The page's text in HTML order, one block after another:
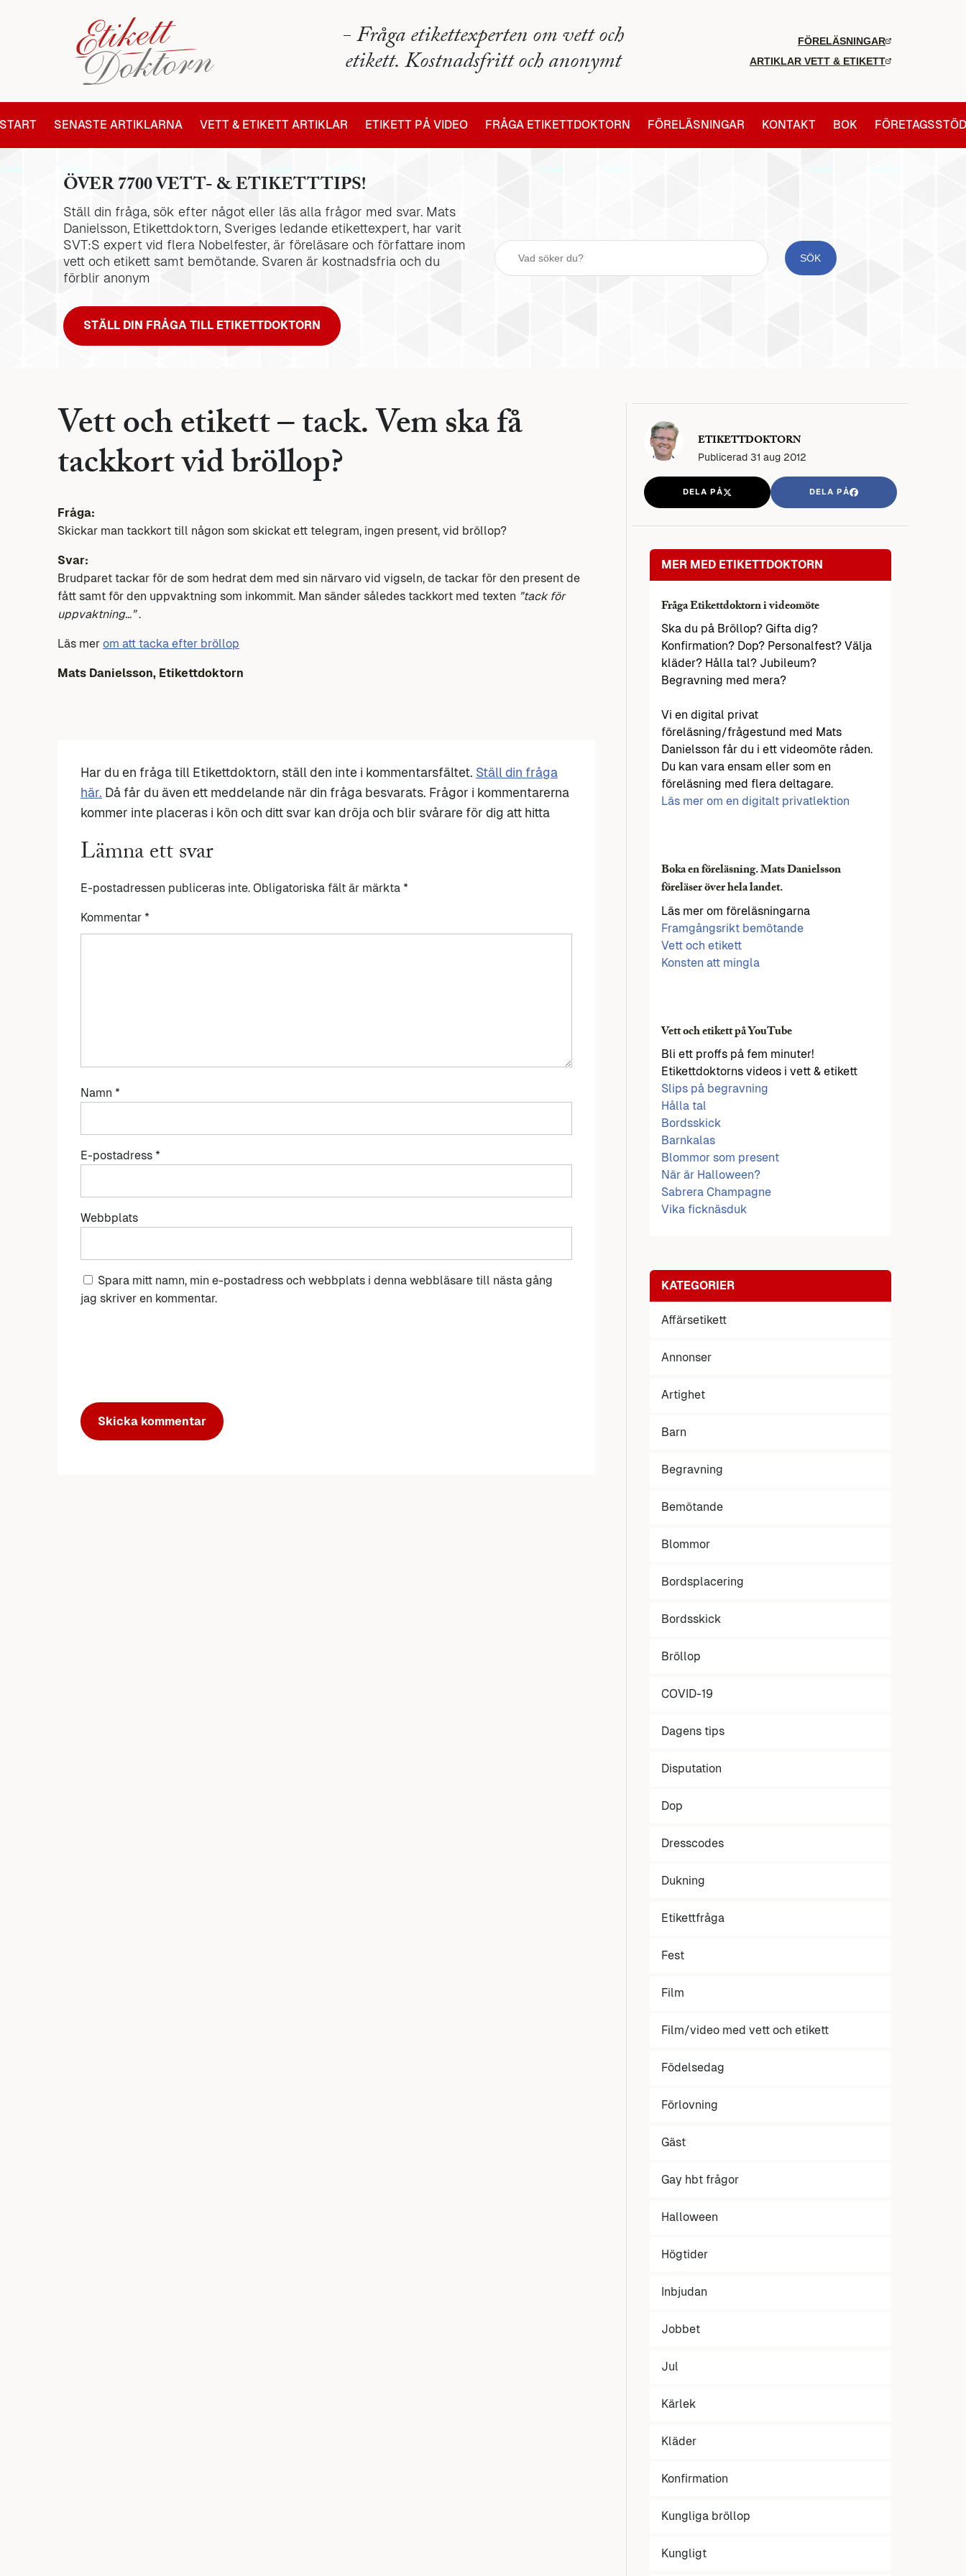
- Fråga etikettexperten om vett och
etikett. Kostnadsfritt och anonymt
FÖRELÄSNINGAR
ARTIKLAR VETT & ETIKETT
START SENASTE ARTIKLARNA VETT & ETIKETT ARTIKLAR ETIKETT PÅ VIDEO FRÅGA ETIKETTDOKTORN FÖRELÄSNINGAR KONTAKT BOK FÖRETAGSSTÖD
ÖVER 7700 VETT- & ETIKETTTIPS!
Ställ din fråga, sök efter något eller läs alla frågor med svar. Mats
Danielsson, Etikettdoktorn, Sveriges ledande etikettexpert, har varit
SVT:S expert vid flera Nobelfester, är föreläsare och författare inom
vett och etikett samt bemötande. Svaren är kostnadsfria och du
förblir anonym
STÄLL DIN FRÅGA TILL ETIKETTDOKTORN
Vett och etikett – tack. Vem ska få
tackkort vid bröllop?
Fråga:
Skickar man tackkort till någon som skickat ett telegram, ingen present, vid bröllop?
Svar:
Brudparet tackar för de som hedrat dem med sin närvaro vid vigseln, de tackar för den present de
fått samt för den uppvaktning som inkommit. Man sänder således tackkort med texten ”tack för
uppvaktning…”.
Läs mer om att tacka efter bröllop
Mats Danielsson, Etikettdoktorn
Har du en fråga till Etikettdoktorn, ställ den inte i kommentarsfältet. Ställ din fråga
här. Då får du även ett meddelande när din fråga besvarats. Frågor i kommentarerna
kommer inte placeras i kön och ditt svar kan dröja och blir svårare för dig att hitta
Lämna ett svar
E-postadressen publiceras inte. Obligatoriska fält är märkta *
Kommentar *
Namn *
E-postadress *
Webbplats
Spara mitt namn, min e-postadress och webbplats i denna webbläsare till nästa gång
jag skriver en kommentar.
ETIKETTDOKTORN
Publicerad 31 aug 2012
DELA PÅ DELA PÅ
MER MED ETIKETTDOKTORN
Fråga Etikettdoktorn i videomöte
Ska du på Bröllop? Gifta dig?
Konfirmation? Dop? Personalfest? Välja
kläder? Hålla tal? Jubileum?
Begravning med mera?
Vi en digital privat
föreläsning/frågestund med Mats
Danielsson får du i ett videomöte råden.
Du kan vara ensam eller som en
föreläsning med flera deltagare.
Läs mer om en digitalt privatlektion
Boka en föreläsning. Mats Danielsson
föreläser över hela landet.
Läs mer om föreläsningarna
Framgångsrikt bemötande
Vett och etikett
Konsten att mingla
Vett och etikett på YouTube
Bli ett proffs på fem minuter!
Etikettdoktorns videos i vett & etikett
Slips på begravning
Hålla tal
Bordsskick
Barnkalas
Blommor som present
När är Halloween?
Sabrera Champagne
Vika ficknäsduk
KATEGORIER
Affärsetikett
Annonser
Artighet
Barn
Begravning
Bemötande
Blommor
Bordsplacering
Bordsskick
Bröllop
COVID-19
Dagens tips
Disputation
Dop
Dresscodes
Dukning
Etikettfråga
Fest
Film
Film/video med vett och etikett
Födelsedag
Förlovning
Gäst
Gay hbt frågor
Halloween
Högtider
Inbjudan
Jobbet
Jul
Kärlek
Kläder
Konfirmation
Kungliga bröllop
Kungligt